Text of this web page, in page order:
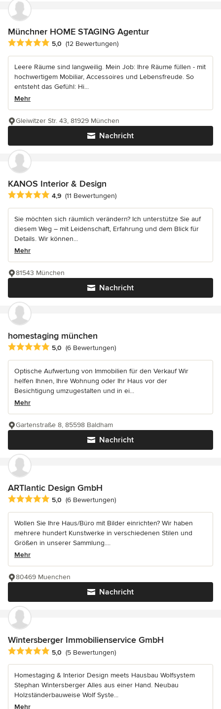
Münchner HOME STAGING Agentur
Durchschnittliche Bewertung: 5 von 5 Sternen
5,0 (12 Bewertungen)
Leere Räume sind langweilig. Mein Job: Ihre Räume füllen - mit
hochwertigem Mobiliar, Accessoires und Lebensfreude. So
entsteht das Gefühl: Hi...
Mehr
Nachricht
Gleiwitzer Str. 43, 81929 München
KANOS Interior & Design
Durchschnittliche Bewertung: 4.9 von 5 Sternen
4,9 (11 Bewertungen)
Sie möchten sich räumlich verändern? Ich unterstütze Sie auf
diesem Weg – mit Leidenschaft, Erfahrung und dem Blick für
Details. Wir können...
Mehr
Nachricht
81543 München
homestaging münchen
Durchschnittliche Bewertung: 5 von 5 Sternen
5,0 (6 Bewertungen)
Optische Aufwertung von Immobilien für den Verkauf Wir
helfen Ihnen, Ihre Wohnung oder Ihr Haus vor der
Besichtigung umzugestalten und in ei...
Mehr
Nachricht
Gartenstraße 8, 85598 Baldham
ARTlantic Design GmbH
Durchschnittliche Bewertung: 5 von 5 Sternen
5,0 (6 Bewertungen)
Wollen Sie Ihre Haus/Büro mit Bilder einrichten? Wir haben
mehrere hundert Kunstwerke in verschiedenen Stilen und
Größen in unserer Sammlung....
Mehr
Nachricht
80469 Muenchen
Wintersberger Immobilienservice GmbH
Durchschnittliche Bewertung: 5 von 5 Sternen
5,0 (5 Bewertungen)
Homestaging & Interior Design meets Hausbau Wolfsystem
Stephan Wintersberger Alles aus einer Hand. Neubau
Holzständerbauweise Wolf Syste...
Mehr